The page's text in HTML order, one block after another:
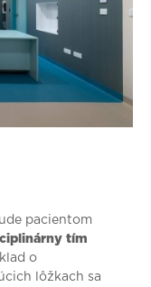
pacientom
tím
o
lôžkach sa